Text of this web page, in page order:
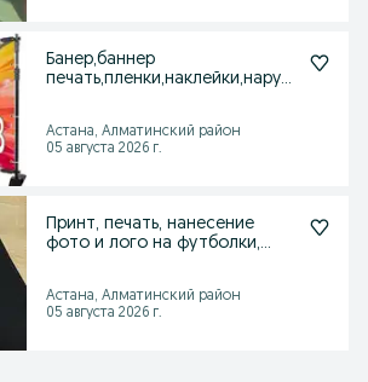
Банер,баннер
печать,пленки,наклейки,наруж
Астана, Алматинский район
05 августа 2026 г.
Принт, печать, нанесение
фото и лого на футболки,
Астана, Алматинский район
05 августа 2026 г.